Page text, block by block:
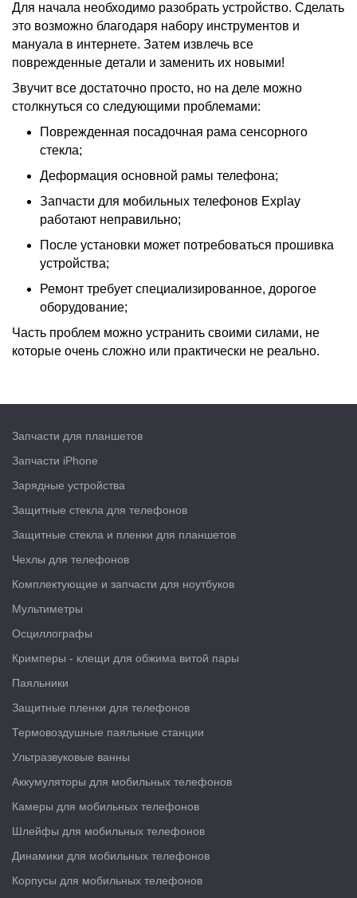
Для начала необходимо разобрать устройство. Сделать
это возможно благодаря набору инструментов и
мануала в интернете. Затем извлечь все
поврежденные детали и заменить их новыми!
Звучит все достаточно просто, но на деле можно
столкнуться со следующими проблемами:
Поврежденная посадочная рама сенсорного
стекла;
Деформация основной рамы телефона;
Запчасти для мобильных телефонов Explay
работают неправильно;
После установки может потребоваться прошивка
устройства;
Ремонт требует специализированное, дорогое
оборудование;
Часть проблем можно устранить своими силами, не
которые очень сложно или практически не реально.
Запчасти для планшетов
Запчасти iPhone
Зарядные устройства
Защитные стекла для телефонов
Защитные стекла и пленки для планшетов
Чехлы для телефонов
Комплектующие и запчасти для ноутбуков
Мультиметры
Осциллографы
Кримперы - клещи для обжима витой пары
Паяльники
Защитные пленки для телефонов
Термовоздушные паяльные станции
Ультразвуковые ванны
Аккумуляторы для мобильных телефонов
Камеры для мобильных телефонов
Шлейфы для мобильных телефонов
Динамики для мобильных телефонов
Корпусы для мобильных телефонов